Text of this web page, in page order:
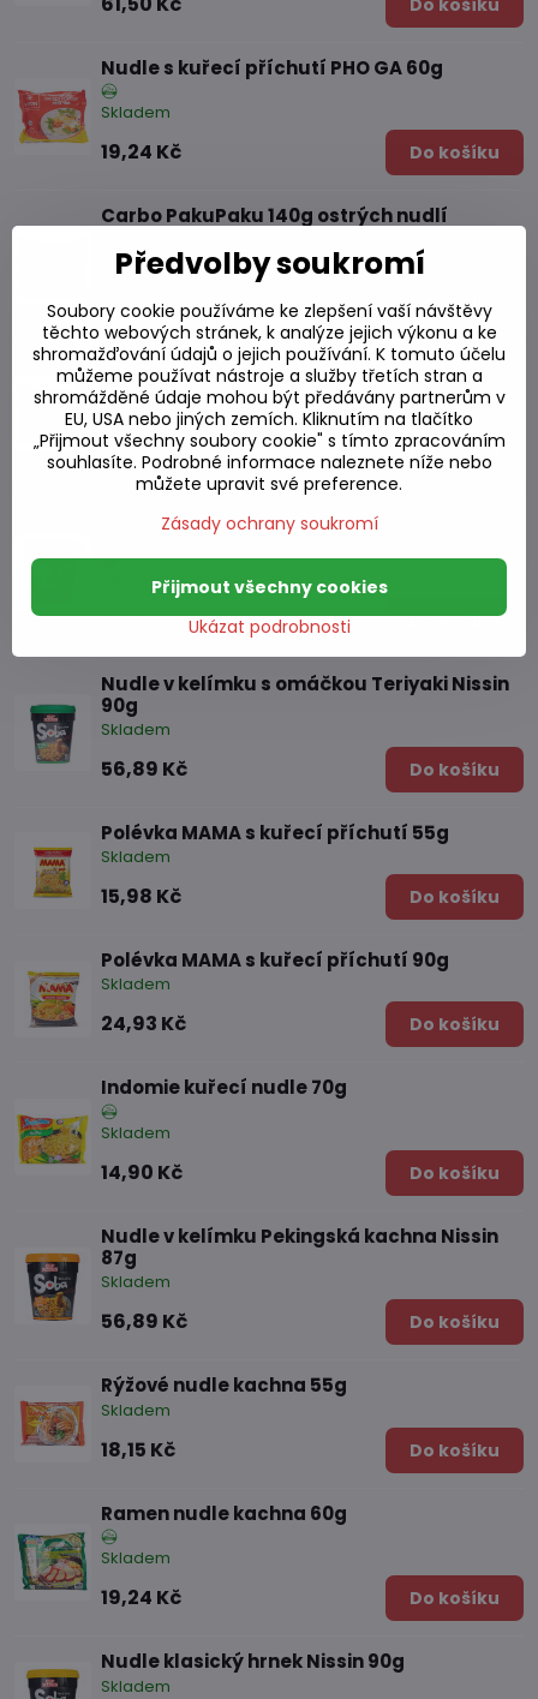
Nudle s kuřecí příchutí PHO GA 60g
Skladem
19,24 Kč Do košíku
Carbo PakuPaku 140g ostrých nudlí
Skladem
38,74 Kč Do košíku
PakuPaku 140g křupavých syrových nudlí
Skladem
38,74 Kč Do košíku
Nudle malý šálek Red Shin velmi ostrý
Nongshim 68g
Skladem
44,43 Kč Do košíku
Nudle v kelímku s omáčkou Teriyaki Nissin
90g
Skladem
56,89 Kč Do košíku
Polévka MAMA s kuřecí příchutí 55g
Skladem
15,98 Kč Do košíku
Polévka MAMA s kuřecí příchutí 90g
Skladem
24,93 Kč Do košíku
Indomie kuřecí nudle 70g
Skladem
14,90 Kč Do košíku
Nudle v kelímku Pekingská kachna Nissin
87g
Skladem
56,89 Kč Do košíku
Rýžové nudle kachna 55g
Skladem
18,15 Kč Do košíku
Ramen nudle kachna 60g
Skladem
19,24 Kč Do košíku
Nudle klasický hrnek Nissin 90g
Skladem
Předvolby soukromí
Soubory cookie používáme ke zlepšení vaší návštěvy
těchto webových stránek, k analýze jejich výkonu a ke
shromažďování údajů o jejich používání. K tomuto účelu
můžeme používat nástroje a služby třetích stran a
shromážděné údaje mohou být předávány partnerům v
EU, USA nebo jiných zemích. Kliknutím na tlačítko
„Přijmout všechny soubory cookie" s tímto zpracováním
souhlasíte. Podrobné informace naleznete níže nebo
můžete upravit své preference.
Zásady ochrany soukromí
Ukázat podrobnosti
Přijmout všechny cookies